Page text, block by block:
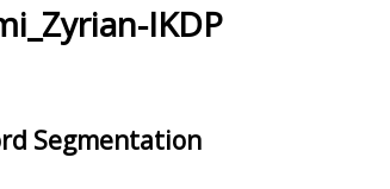
IKDP
Segmentation